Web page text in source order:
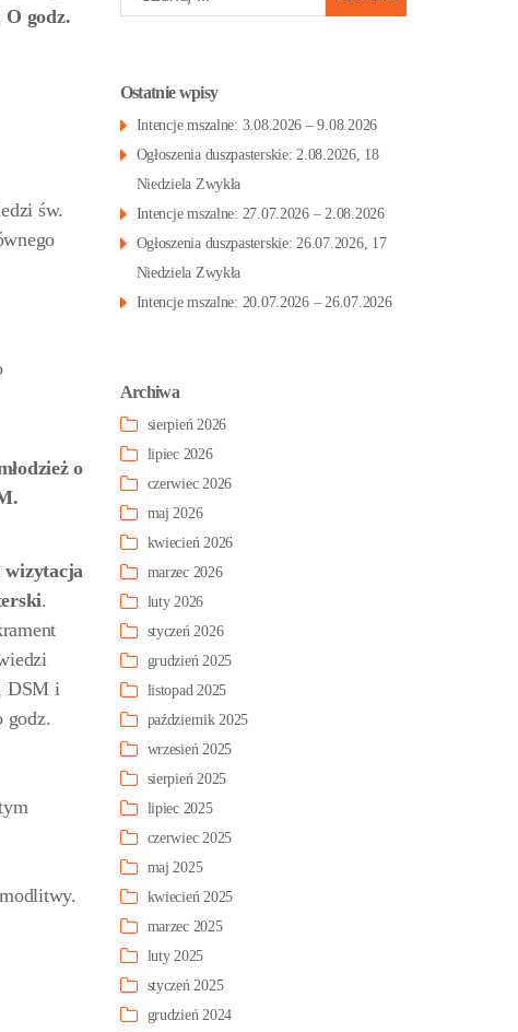
O godz.
św.
o
wizytacja
.
DSM i
godz.
Ostatnie wpisy
Intencje mszalne: 3.08.2026 – 9.08.2026
Ogłoszenia duszpasterskie: 2.08.2026, 18
Niedziela Zwykła
Intencje mszalne: 27.07.2026 – 2.08.2026
Ogłoszenia duszpasterskie: 26.07.2026, 17
Niedziela Zwykła
Intencje mszalne: 20.07.2026 – 26.07.2026
Archiwa
sierpień 2026
lipiec 2026
czerwiec 2026
maj 2026
kwiecień 2026
marzec 2026
luty 2026
styczeń 2026
grudzień 2025
listopad 2025
październik 2025
wrzesień 2025
sierpień 2025
lipiec 2025
czerwiec 2025
maj 2025
kwiecień 2025
marzec 2025
luty 2025
styczeń 2025
grudzień 2024